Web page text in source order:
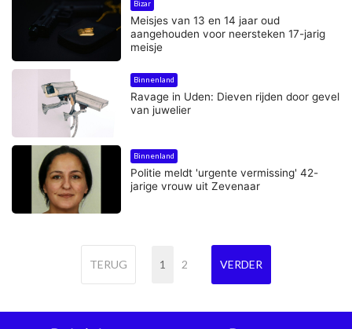
Bizar
Meisjes van 13 en 14 jaar oud
aangehouden voor neersteken 17-jarig
meisje
Binnenland
Ravage in Uden: Dieven rijden door gevel
van juwelier
Binnenland
Politie meldt 'urgente vermissing' 42-
jarige vrouw uit Zevenaar
TERUG 1 2 VERDER